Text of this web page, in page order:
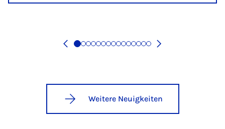
Weitere Neuigkeiten